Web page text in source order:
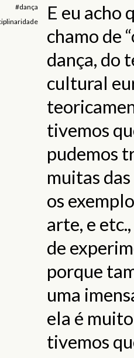
#dança
E eu acho
chamo de
dança, do
cultural
tivemos
pudemos
muitas
os
arte, e
de
porque
uma
ela é
tivemos